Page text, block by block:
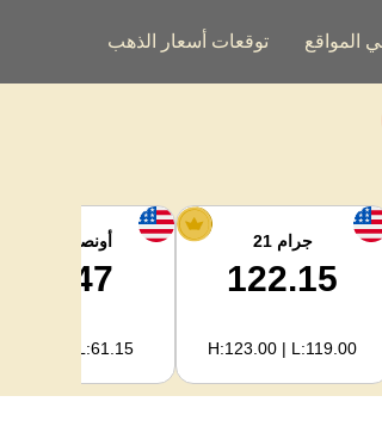
المواقع توقعات أسعار الذهب
جرام 21
122.15
H:123.00 | L:119.00
أونصة الفضة
63.47
H:65.13 | L:61.15